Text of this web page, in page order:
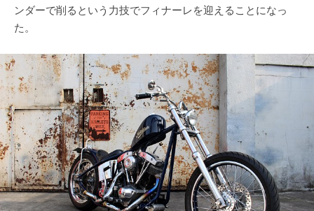
ンダーで削るという力技でフィナーレを迎えることになっ
た。